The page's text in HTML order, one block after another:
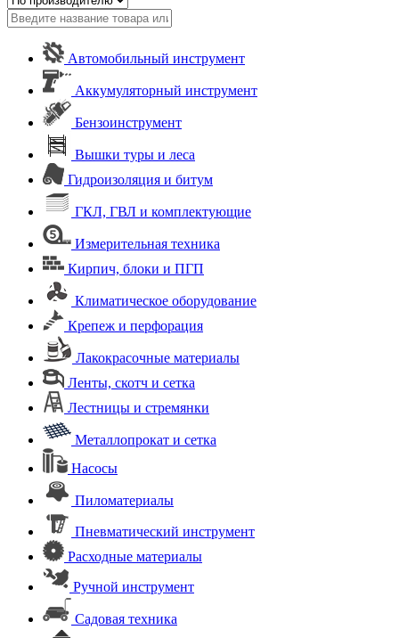
Автомобильный инструмент
Аккумуляторный инструмент
Бензоинструмент
Вышки туры и леса
Гидроизоляция и битум
ГКЛ, ГВЛ и комплектующие
Измерительная техника
Кирпич, блоки и ПГП
Климатическое оборудование
Крепеж и перфорация
Лакокрасочные материалы
Ленты, скотч и сетка
Лестницы и стремянки
Металлопрокат и сетка
Насосы
Пиломатериалы
Пневматический инструмент
Расходные материалы
Ручной инструмент
Садовая техника